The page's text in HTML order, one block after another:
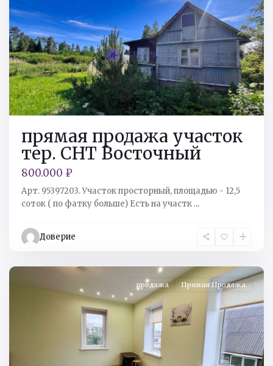
прямая продажа участок
тер. СНТ Восточный
800.000 ₽
Арт. 95397203. Участок просторный, площадью - 12,5
соток ( по фатку больше) Есть на участк ...
Доверие
р-
н,
продажа Прямая Продажа